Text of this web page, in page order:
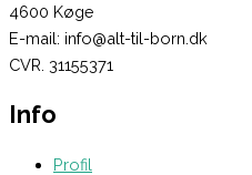
4600 Køge
E-mail: info@alt-til-born.dk
CVR. 31155371
Info
Profil